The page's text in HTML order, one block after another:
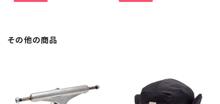
その他の商品